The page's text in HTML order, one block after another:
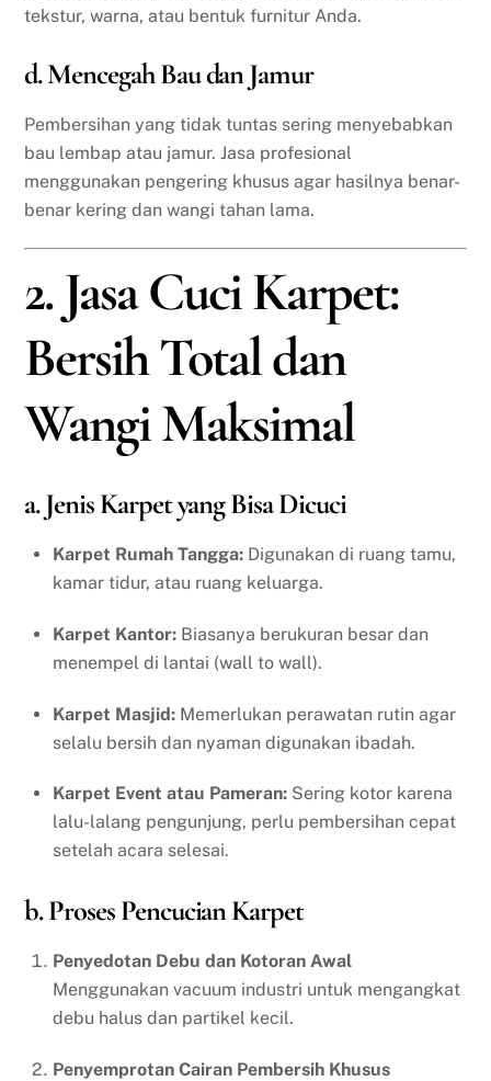
tekstur, warna, atau bentuk furnitur Anda.
d. Mencegah Bau dan Jamur
Pembersihan yang tidak tuntas sering menyebabkan
bau lembap atau jamur. Jasa profesional
menggunakan pengering khusus agar hasilnya benar-
benar kering dan wangi tahan lama.
2. Jasa Cuci Karpet:
Bersih Total dan
Wangi Maksimal
a. Jenis Karpet yang Bisa Dicuci
Karpet Rumah Tangga: Digunakan di ruang tamu,
kamar tidur, atau ruang keluarga.
Karpet Kantor: Biasanya berukuran besar dan
menempel di lantai (wall to wall).
Karpet Masjid: Memerlukan perawatan rutin agar
selalu bersih dan nyaman digunakan ibadah.
Karpet Event atau Pameran: Sering kotor karena
lalu-lalang pengunjung, perlu pembersihan cepat
setelah acara selesai.
b. Proses Pencucian Karpet
Penyedotan Debu dan Kotoran Awal
Menggunakan vacuum industri untuk mengangkat
debu halus dan partikel kecil.
Penyemprotan Cairan Pembersih Khusus